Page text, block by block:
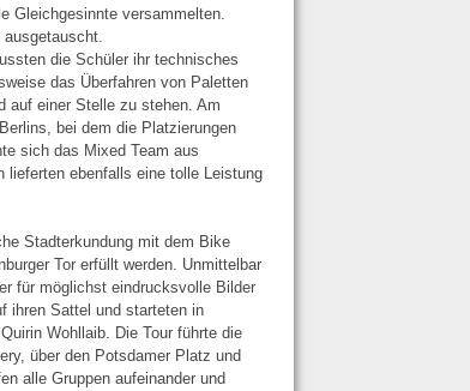
Gleichgesinnte versammelten.
ausgetauscht.
die Schüler ihr technisches
das Überfahren von Paletten
auf einer Stelle zu stehen. Am
bei dem die Platzierungen
sich das Mixed Team aus
lieferten ebenfalls eine tolle Leistung
Stadterkundung mit dem Bike
Tor erfüllt werden. Unmittelbar
für möglichst eindrucksvolle Bilder
ihren Sattel und starteten in
Wohllaib. Die Tour führte die
über den Potsdamer Platz und
alle Gruppen aufeinander und